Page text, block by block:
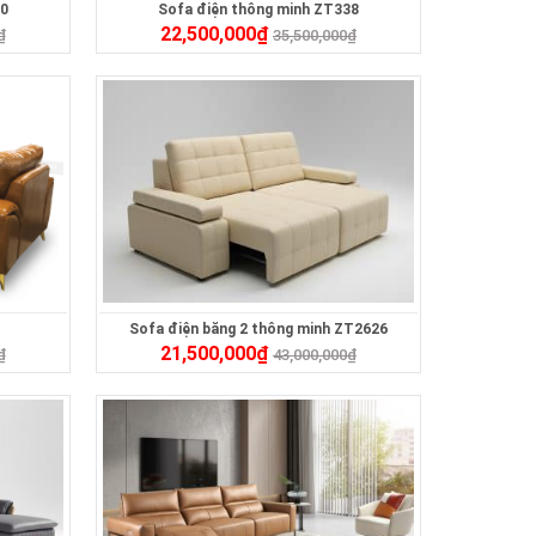
Sofa điện thông minh ZT338
22,500,000₫ 35,500,000₫
Sofa điện băng 2 thông minh ZT2626
21,500,000₫ 43,000,000₫